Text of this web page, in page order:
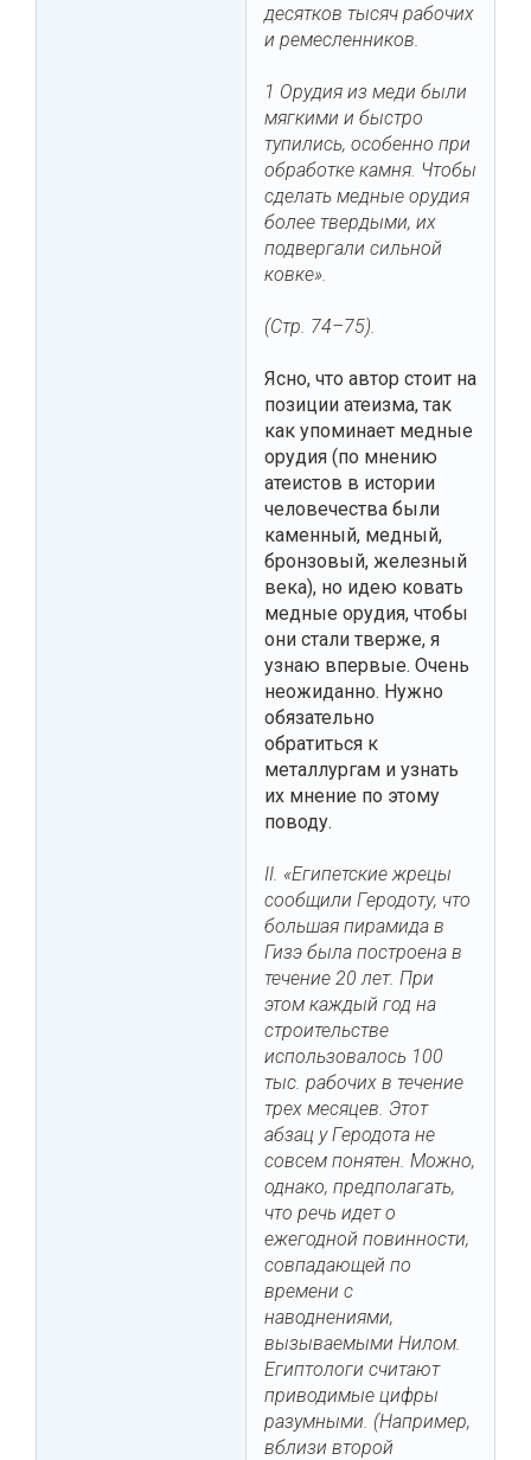
десятков тысяч рабочих
и ремесленников.
1 Орудия из меди были
мягкими и быстро
тупились, особенно при
обработке камня. Чтобы
сделать медные орудия
более твердыми, их
подвергали сильной
ковке».
(Стр. 74–75).
Ясно, что автор стоит на
позиции атеизма, так
как упоминает медные
орудия (по мнению
атеистов в истории
человечества были
каменный, медный,
бронзовый, железный
века), но идею ковать
медные орудия, чтобы
они стали тверже, я
узнаю впервые. Очень
неожиданно. Нужно
обязательно
обратиться к
металлургам и узнать
их мнение по этому
поводу.
II. «Египетские жрецы
сообщили Геродоту, что
большая пирамида в
Гизэ была построена в
течение 20 лет. При
этом каждый год на
строительстве
использовалось 100
тыс. рабочих в течение
трех месяцев. Этот
абзац у Геродота не
совсем понятен. Можно,
однако, предполагать,
что речь идет о
ежегодной повинности,
совпадающей по
времени с
наводнениями,
вызываемыми Нилом.
Египтологи считают
приводимые цифры
разумными. (Например,
вблизи второй